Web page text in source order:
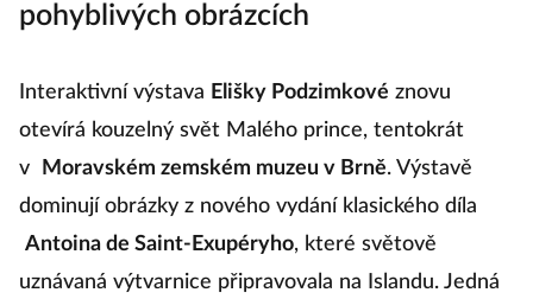
pohyblivých obrázcích
Interaktivní výstava Elišky Podzimkové znovu
otevírá kouzelný svět Malého prince, tentokrát
v
Moravském zemském muzeu v Brně. Výstavě
dominují obrázky z nového vydání klasického díla
Antoina de Saint-Exupéryho, které světově
uznávaná výtvarnice připravovala na Islandu. Jedná